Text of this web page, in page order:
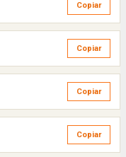
Copiar
Copiar
Copiar
Copiar